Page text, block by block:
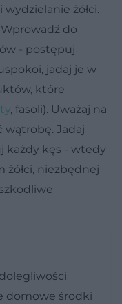
żółci.
do
- postępuj
jadaj je w
które
, fasoli). Uważaj na
wątrobę. Jadaj
każdy kęs - wtedy
żółci, niezbędnej
domowe środki